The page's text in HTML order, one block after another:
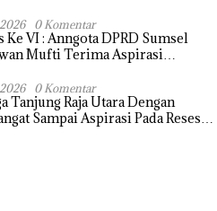
0 Komentar
Ke VI : Anngota DPRD Sumsel
Mufti Terima Aspirasi
raja yang sempat di ubah, ini
!
0 Komentar
Tanjung Raja Utara Dengan
Sampai Aspirasi Pada Reses